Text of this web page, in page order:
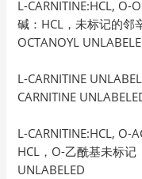
L-CARNITINE:HCL,
碱：HCL，未标记的
OCTANOYL
L-CARNITINE
CARNITINE
L-CARNITINE:HCL, O-
HCL，O-乙酰基未标
UNLABELED